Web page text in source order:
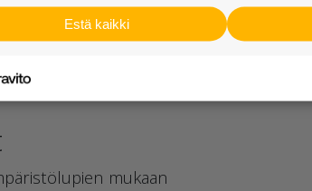
Maastotietokannan aineistoa.
mukaan
Estä kaikki